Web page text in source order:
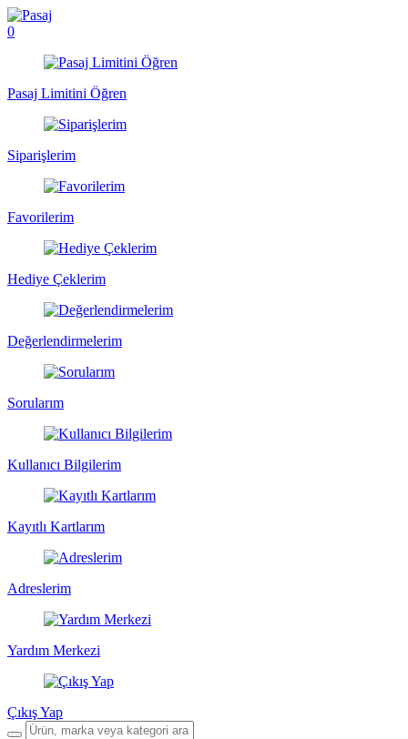
0
Pasaj Limitini Öğren
Siparişlerim
Favorilerim
Hediye Çeklerim
Değerlendirmelerim
Sorularım
Kullanıcı Bilgilerim
Kayıtlı Kartlarım
Adreslerim
Yardım Merkezi
Çıkış Yap